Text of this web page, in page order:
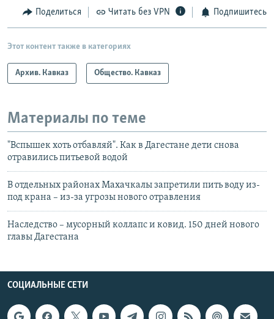
Поделиться Читать без VPN Подпишитесь
Этот контент также в категориях
Архив. Кавказ Общество. Кавказ
Материалы по теме
"Вспышек хоть отбавляй". Как в Дагестане дети снова
отравились питьевой водой
В отдельных районах Махачкалы запретили пить воду из-
под крана – из-за угрозы нового отравления
Наследство – мусорный коллапс и ковид. 150 дней нового
главы Дагестана
СОЦИАЛЬНЫЕ СЕТИ